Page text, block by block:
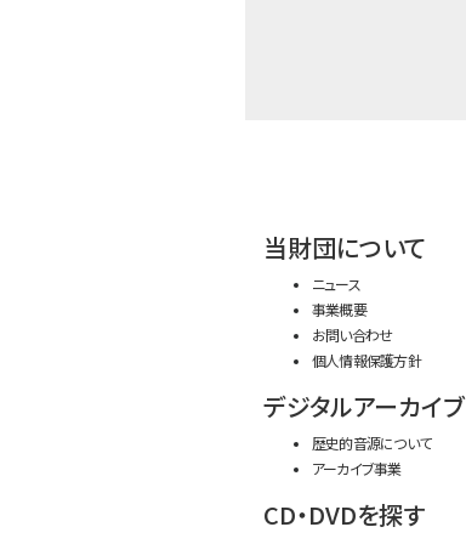
当財団について
ニュース
事業概要
お問い合わせ
個人情報保護方針
デジタルアーカイブ
歴史的音源について
アーカイブ事業
CD・DVDを探す